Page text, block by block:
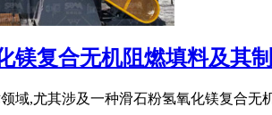
镁复合无机阻燃填料及其
域,尤其涉及一种滑石粉氢氧化镁复合